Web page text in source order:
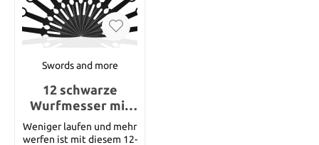
Swords and more
12 schwarze
Wurfmesser mit
Zielscheibe
Weniger laufen und mehr
werfen ist mit diesem 12-